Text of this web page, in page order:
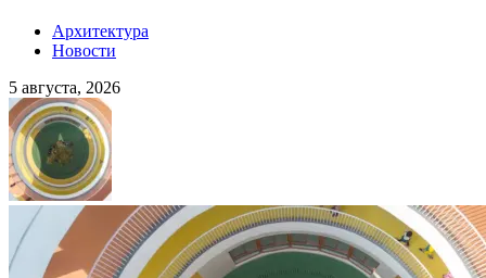
Архитектура
Новости
5 августа, 2026